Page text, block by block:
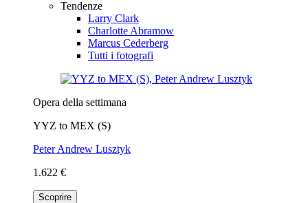
Tendenze
Larry Clark
Charlotte Abramow
Marcus Cederberg
Tutti i fotografi
Opera della settimana
YYZ to MEX (S)
Peter Andrew Lusztyk
1.622 €
Scoprire